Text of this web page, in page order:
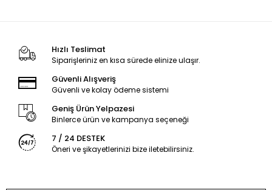
Hızlı Teslimat
Siparişleriniz en kısa sürede elinize ulaşır.
Güvenli Alışveriş
Güvenli ve kolay ödeme sistemi
Geniş Ürün Yelpazesi
Binlerce ürün ve kampanya seçeneği
7 / 24 DESTEK
Öneri ve şikayetlerinizi bize iletebilirsiniz.